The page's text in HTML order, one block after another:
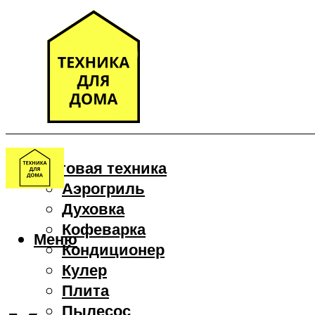
Бытовая техника
Аэрогриль
Духовка
Кофеварка
Кондиционер
Кулер
Плита
Пылесос
Меню